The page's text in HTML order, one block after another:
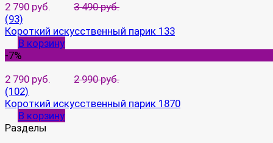
2 790 руб.
3 490 руб.
(93)
Короткий искусственный парик 133
В корзину
-7%
2 790 руб.
2 990 руб.
(102)
Короткий искусственный парик 1870
В корзину
Разделы